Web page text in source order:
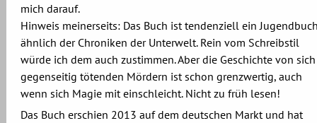
mich darauf.
Hinweis meinerseits: Das Buch ist tendenziell ein
ähnlich der Chroniken der Unterwelt. Rein vom Schreibstil
würde ich dem auch zustimmen. Aber die Geschichte von sich
gegenseitig tötenden Mördern ist schon grenzwertig, auch
wenn sich Magie mit einschleicht. Nicht zu früh lesen!
Das Buch erschien 2013 auf dem deutschen Markt und hat